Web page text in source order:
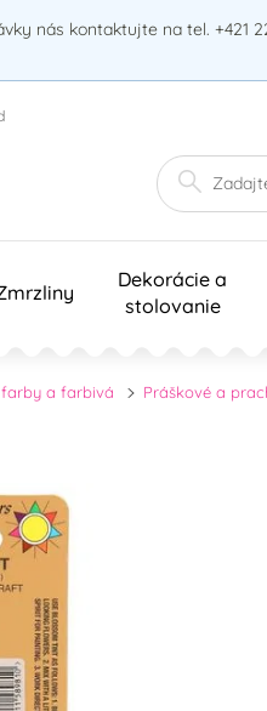
nás kontaktujte na tel. +421
Dekorácie a
stolovanie
a farbivá Práškové a